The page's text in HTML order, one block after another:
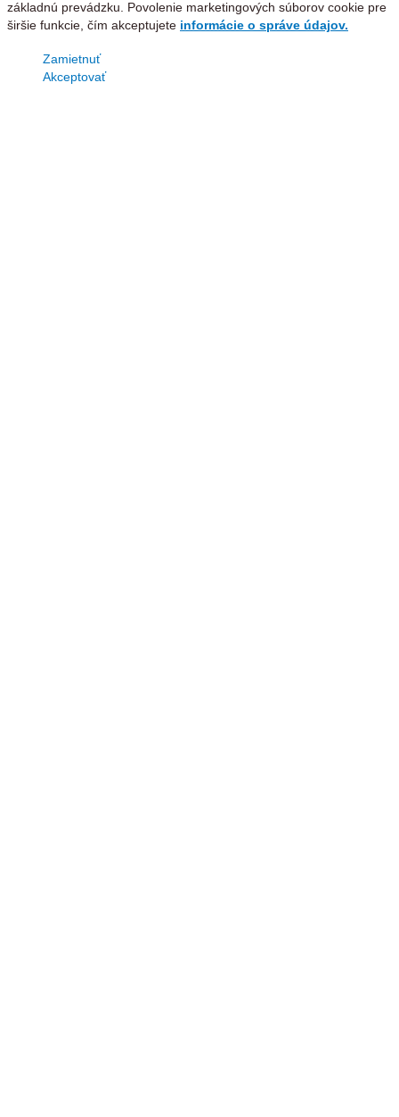
základnú prevádzku. Povolenie marketingových súborov cookie pre
širšie funkcie, čím akceptujete informácie o správe údajov.
Zamietnuť
Akceptovať